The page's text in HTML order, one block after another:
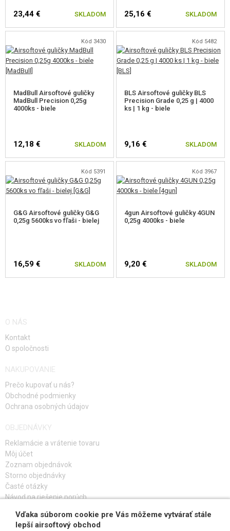
23,44 € SKLADOM 25,16 € SKLADOM
Kód 3430
MadBull Airsoftové guličky
MadBull Precision 0,25g
4000ks - biele
12,18 € SKLADOM
Kód 5482
BLS Airsoftové guličky BLS
Precision Grade 0,25 g | 4000
ks | 1 kg - biele
9,16 € SKLADOM
Kód 5391
G&G Airsoftové guličky G&G
0,25g 5600ks vo fľaši - bielej
16,59 € SKLADOM
Kód 3967
4gun Airsoftové guličky 4GUN
0,25g 4000ks - biele
9,20 € SKLADOM
O NÁS
Kontakt
O spoločnosti
NAKUPOVANIE
Prečo kupovať u nás?
Obchodné podmienky
Ochrana osobných údajov
OBJEDNÁVKY
Reklamácie a vrátenie tovaru
Môj účet
Zoznam objednávok
Storno objednávky
Časté otázky
Návod na riešenie porúch
PRIHLÁS SA K ODBERU
Vďaka súborom cookie pre Vás môžeme vytvárať stále
lepší airsoftový obchod